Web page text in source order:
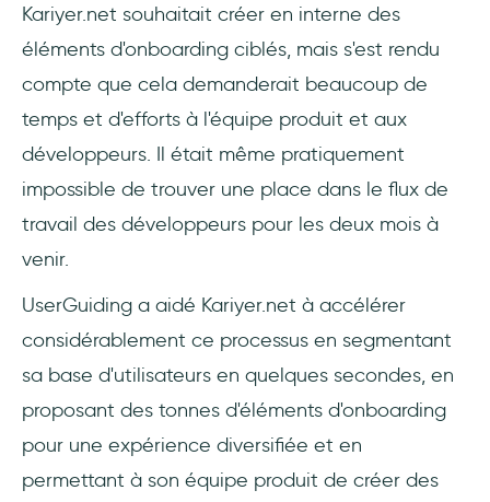
Kariyer.net souhaitait créer en interne des
éléments d'onboarding ciblés, mais s'est rendu
compte que cela demanderait beaucoup de
temps et d'efforts à l'équipe produit et aux
développeurs. Il était même pratiquement
impossible de trouver une place dans le flux de
travail des développeurs pour les deux mois à
venir.
UserGuiding a aidé Kariyer.net à accélérer
considérablement ce processus en segmentant
sa base d'utilisateurs en quelques secondes, en
proposant des tonnes d'éléments d'onboarding
pour une expérience diversifiée et en
permettant à son équipe produit de créer des